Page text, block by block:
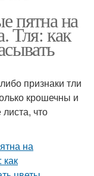
пятна на
Тля: как
признаки тли
крошечны и
что